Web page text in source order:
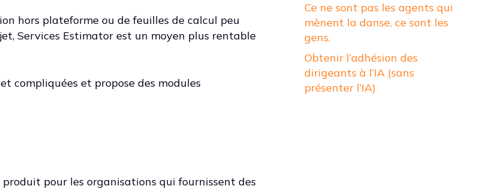
hors plateforme ou de feuilles de calcul peu
Services Estimator est un moyen plus rentable
compliquées et propose des modules
pour les organisations qui fournissent des
Ce ne sont pas les agents qui
mènent la danse, ce sont les
gens.
Obtenir l’adhésion des
dirigeants à l’IA (sans
présenter l’IA)